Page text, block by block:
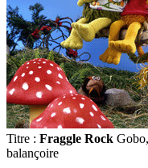
Titre : Fraggle Rock
balançoire